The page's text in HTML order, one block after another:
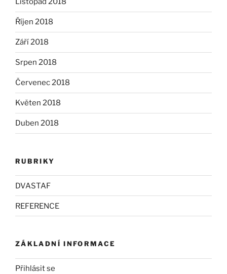
Říjen 2018
Září 2018
Srpen 2018
Červenec 2018
Květen 2018
Duben 2018
RUBRIKY
DVASTAF
REFERENCE
ZÁKLADNÍ INFORMACE
Přihlásit se